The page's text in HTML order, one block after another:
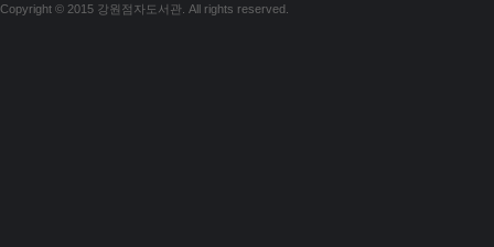
Copyright © 2015 강원점자도서관. All rights reserved.